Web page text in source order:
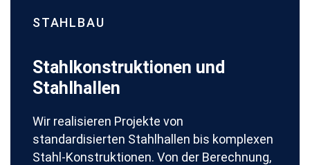
STAHLBAU
Stahlkonstruktionen und
Stahlhallen
Wir realisieren Projekte von
standardisierten Stahlhallen bis komplexen
Stahl-Konstruktionen. Von der Berechnung,